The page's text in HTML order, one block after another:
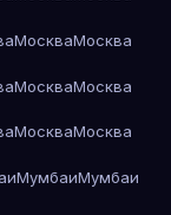
МоскваМосква
МоскваМосква
МоскваМосква
МумбаиМумбаи